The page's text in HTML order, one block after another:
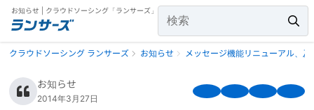
お知らせ | クラウドソーシング「ランサーズ」
クラウドソーシング ランサーズ お知らせ メッセージ機能リニューアル、
お知らせ
2014年3月27日